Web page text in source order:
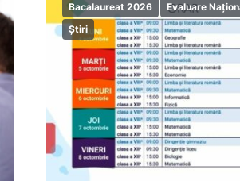
Bacalaureat 2026
Evaluare
Știri